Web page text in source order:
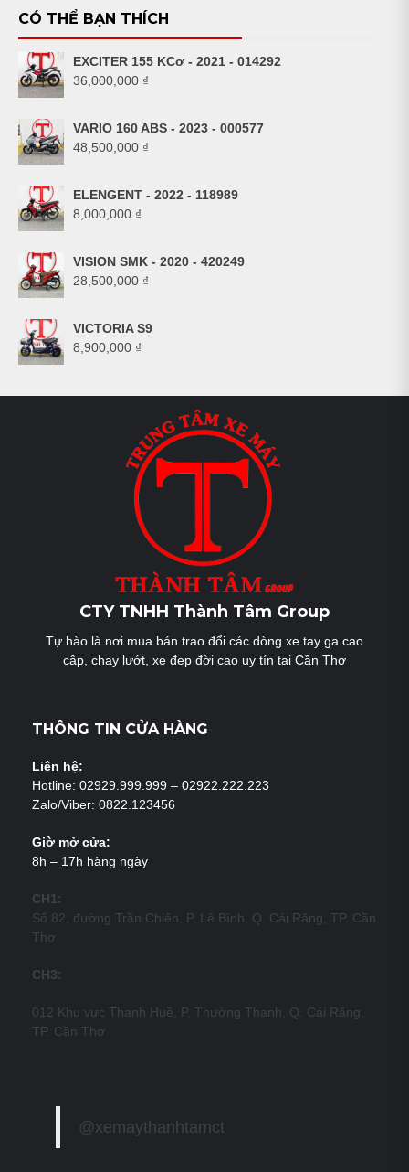
CÓ THỂ BẠN THÍCH
EXCITER 155 KCơ - 2021 - 014292
36,000,000 ₫
VARIO 160 ABS - 2023 - 000577
48,500,000 ₫
ELENGENT - 2022 - 118989
8,000,000 ₫
VISION SMK - 2020 - 420249
28,500,000 ₫
VICTORIA S9
8,900,000 ₫
CTY TNHH Thành Tâm Group
Tự hào là nơi mua bán trao đổi các dòng xe tay ga cao
câp, chạy lướt, xe đẹp đời cao uy tín tại Cần Thơ
THÔNG TIN CỬA HÀNG
Liên hệ:
Hotline: 02929.999.999 – 02922.222.223
Zalo/Viber: 0822.123456
Giờ mở cửa:
8h – 17h hàng ngày
CH1:
Số 82, đường Trần Chiên, P. Lê Bình, Q. Cái Răng, TP. Cần
Thơ
CH3:
012 Khu vực Thạnh Huề, P. Thường Thạnh, Q. Cái Răng,
TP. Cần Thơ
@xemaythanhtamct